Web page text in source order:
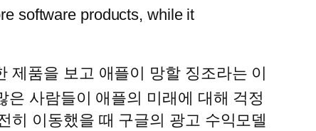
software products, while it
품을 보고 애플이 망할 징조라는 이
은 사람들이 애플의 미래에 대해 걱정
히 이동했을 때 구글의 광고 수익모델